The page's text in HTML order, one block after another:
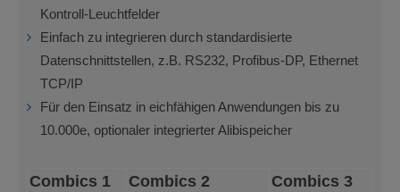
Kontroll-Leuchtfelder
Einfach zu integrieren durch standardisierte
Datenschnittstellen, z.B. RS232, Profibus-DP, Ethernet
TCP/IP
Für den Einsatz in eichfähigen Anwendungen bis zu
10.000e, optionaler integrierter Alibispeicher
Combics 1
Combics 2
Combics 3